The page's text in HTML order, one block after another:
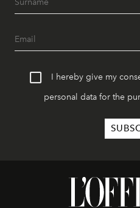
I hereby give my
personal data for the